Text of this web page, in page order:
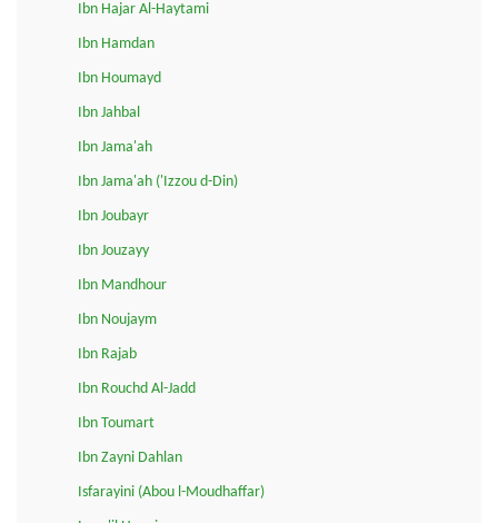
Ibn Hajar Al-Haytami
Ibn Hamdan
Ibn Houmayd
Ibn Jahbal
Ibn Jama'ah
Ibn Jama'ah ('Izzou d-Din)
Ibn Joubayr
Ibn Jouzayy
Ibn Mandhour
Ibn Noujaym
Ibn Rajab
Ibn Rouchd Al-Jadd
Ibn Toumart
Ibn Zayni Dahlan
Isfarayini (Abou l-Moudhaffar)